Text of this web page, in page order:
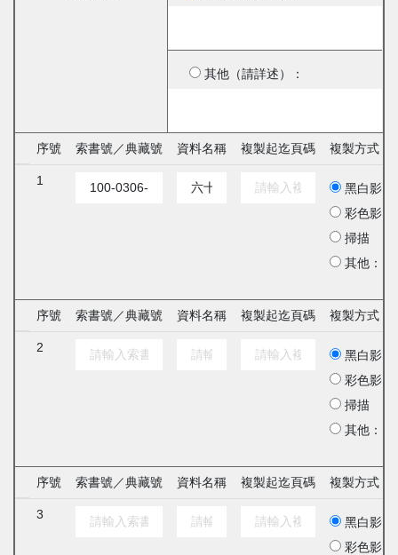
其他（請詳述）：
序號 索書號／典藏號 資料名稱 複製起迄頁碼 複製方式
1
黑白影印
彩色影印
掃描
其他：
序號 索書號／典藏號 資料名稱 複製起迄頁碼 複製方式
2
黑白影印
彩色影印
掃描
其他：
序號 索書號／典藏號 資料名稱 複製起迄頁碼 複製方式
3
黑白影印
彩色影印